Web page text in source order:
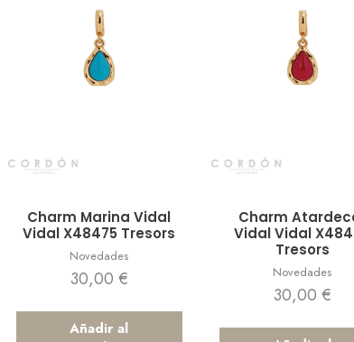
Charm Marina Vidal
Vidal X48475 Tresors
Novedades
30,00 €
Añadir al
Charm
Vidal Vidal
Tresors
Novedades
30,00 €